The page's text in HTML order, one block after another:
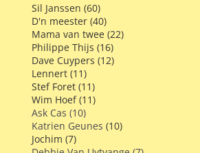
Sil Janssen (60)
D'n meester (40)
Mama van twee (22)
Philippe Thijs (16)
Dave Cuypers (12)
Lennert (11)
Stef Foret (11)
Wim Hoef (11)
Ask Cas (10)
Katrien Geunes (10)
Jochim (7)